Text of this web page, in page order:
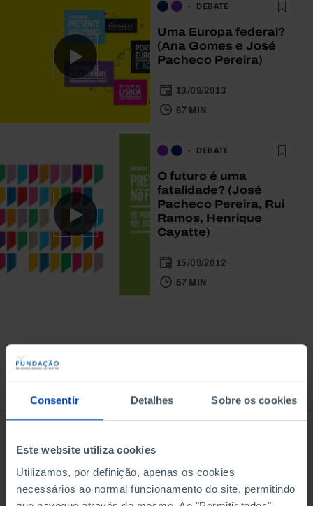
Consentir Detalhes Sobre os cookies
Este website utiliza cookies
Utilizamos, por definição, apenas os cookies
necessários ao normal funcionamento do site, permitindo
DEBATE
Uma Europa federal?
(Ana Gomes e José
Pacheco Pereira)
13/09/2013
67 MIN
DEBATE
O futuro é uma
fatalidade? (José
Pacheco Pereira, Rui
Ramos, Henrique
Cayatte)
15/09/2012
57 MIN
À venda na Livraria